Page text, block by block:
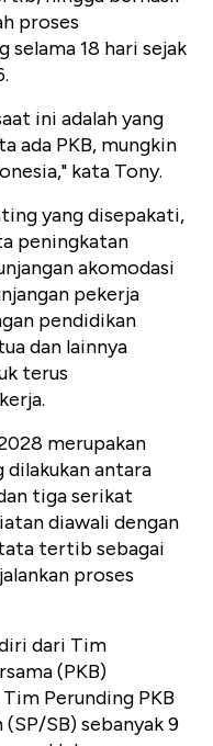
proses
selama 18 hari sejak
ini adalah yang
ada PKB, mungkin
kata Tony.
yang disepakati,
peningkatan
akomodasi
pekerja
pendidikan
dan lainnya
terus
merupakan
dilakukan antara
tiga serikat
diawali dengan
tertib sebagai
proses
dari Tim
(PKB)
Perunding PKB
SB) sebanyak 9